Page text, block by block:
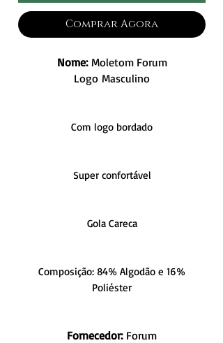
Comprar Agora
Nome:Moletom Forum
Logo Masculino
Com logo bordado
Super confortável
Gola Careca
Composição: 84% Algodão e 16%
Poliéster
Fornecedor:Forum